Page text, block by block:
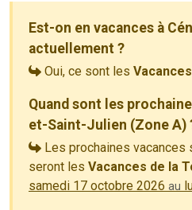
Est-on en vacances à
actuellement ?
Oui, ce sont les
Quand sont les
et-Saint-Julien (Zone A)
Les prochaines vacances
seront les Vacances de la
samedi 17 octobre 2026 au